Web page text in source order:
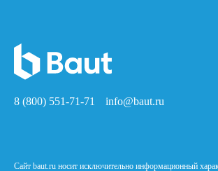
8 (800) 551-71-71 info@baut.ru
Сайт baut.ru носит исключительно информационный